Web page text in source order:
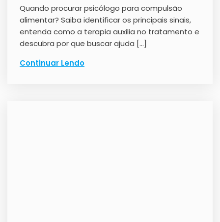
Quando procurar psicólogo para compulsão
alimentar? Saiba identificar os principais sinais,
entenda como a terapia auxilia no tratamento e
descubra por que buscar ajuda […]
Continuar Lendo